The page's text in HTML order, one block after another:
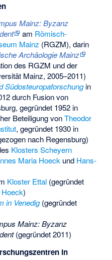
Mainz: Byzanz
am Römisch-
Mainz (RGZM), darin
Archäologie Mainz
des RGZM und der
Mainz, 2005–2011)
Südosteuropaforschungin
durch Fusion von
, gegründet 1952 in
Beteiligung vonTheodor
, gegründet 1930 in
nach Regensburg)
Klosters Scheyern
Maria Hoeckund Hans-
Kloster Ettal(gegründet
)
in Venedig(gegründet
Mainz: Byzanz
(gegründet 2011)
in